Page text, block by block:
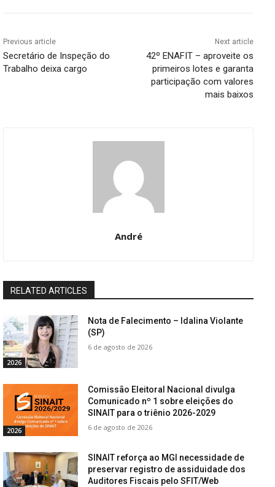
Previous article
Secretário de Inspeção do
Trabalho deixa cargo
Next article
42º ENAFIT – aproveite os
primeiros lotes e garanta
participação com valores
mais baixos
André
RELATED ARTICLES
2026
Nota de Falecimento – Idalina Violante
(SP)
6 de agosto de 2026
2026
Comissão Eleitoral Nacional divulga
Comunicado nº 1 sobre eleições do
SINAIT para o triênio 2026-2029
6 de agosto de 2026
SINAIT reforça ao MGI necessidade de
preservar registro de assiduidade dos
Auditores Fiscais pelo SFIT/Web